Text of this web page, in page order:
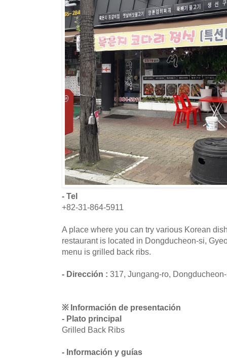
- Tel
+82-31-864-5911
A place where you can try various Korean
restaurant is located in Dongducheon-si,
menu is grilled back ribs.
- Dirección : 317, Jungang-ro,
※ Información de presentación
- Plato principal
Grilled Back Ribs
- Información y guías